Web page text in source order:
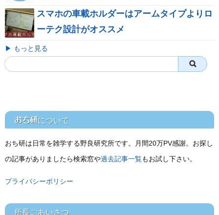
スマホの車載ホルダーはアームタイプよりロ
ーテク設計がオススメ
▶ もっと見る
おち研について
おち研は日常を雑学する野良研究所です。月間20万PV感謝。お探し
の記事がありましたら検索窓や過去記事一覧もお試し下さい。
プライバシーポリシー
所長ごあいさつ